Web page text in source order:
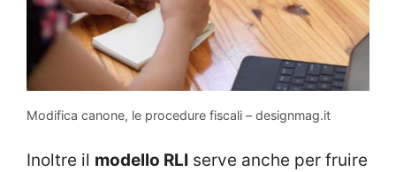
Modifica canone, le procedure fiscali – designmag.it
Inoltre il modello RLI serve anche per fruire